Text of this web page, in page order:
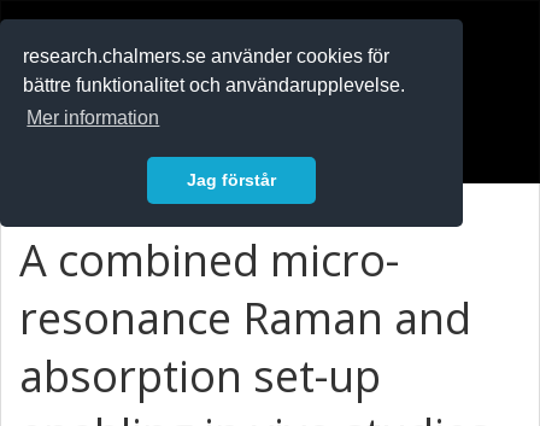
research.chalmers.se använder cookies för
bättre funktionalitet och användarupplevelse.
Mer information
Jag förstår
A combined micro-
resonance Raman and
absorption set-up